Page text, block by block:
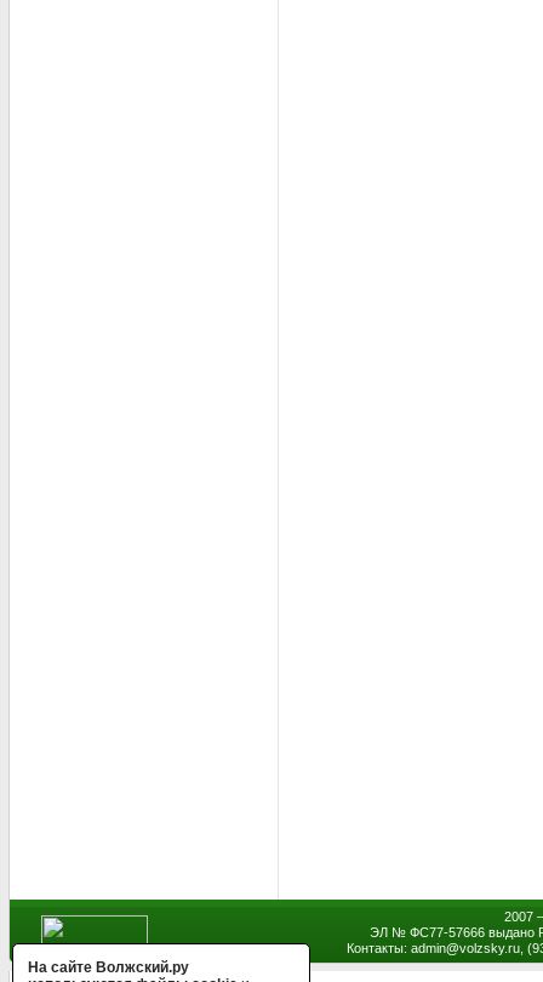
2007
ЭЛ № ФС77-57666 выдано
Контакты: admin@volzsky.ru,
На сайте Волжский.ру